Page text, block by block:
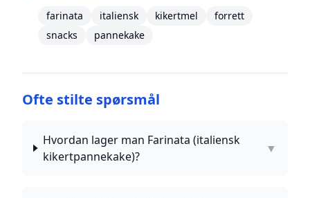
farinata italiensk kikertmel
forrett
snacks
pannekake
Ofte stilte spørsmål
Hvordan lager man Farinata (italiensk
kikertpannekake)?
▼